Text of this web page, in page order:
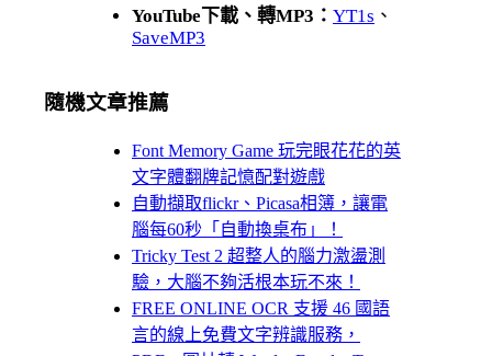
YouTube下載、轉MP3： YT1s 、
SaveMP3
隨機文章推薦
Font Memory Game 玩完眼花花的英
文字體翻牌記憶配對遊戲
自動擷取flickr、Picasa相簿，讓電
腦每60秒「自動換桌布」！
Tricky Test 2 超整人的腦力激盪測
驗，大腦不夠活根本玩不來！
FREE ONLINE OCR 支援 46 國語
言的線上免費文字辨識服務，